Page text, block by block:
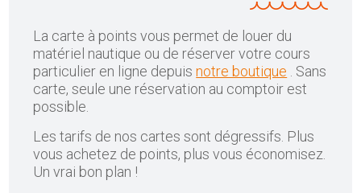
La carte à points vous permet de louer du
matériel nautique ou de réserver votre cours
particulier en ligne depuisnotre boutique . Sans
carte, seule une réservation au comptoir est
possible.
Les tarifs de nos cartes sont dégressifs. Plus
vous achetez de points, plus vous économisez.
Un vrai bon plan !